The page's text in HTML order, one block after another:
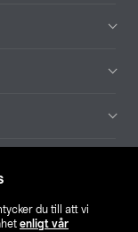
du till att vi
enligt vår